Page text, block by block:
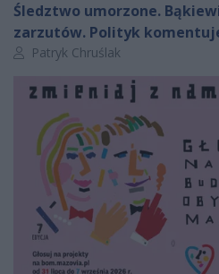
Śledztwo umorzone.
zarzutów. Polityk
Autor artykułu:
Patryk Chruślak